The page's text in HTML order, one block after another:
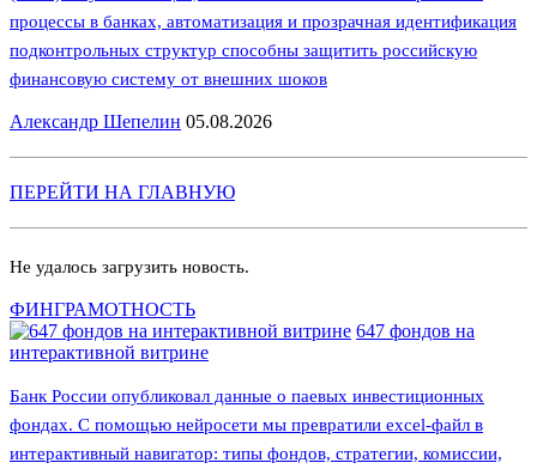
процессы в банках, автоматизация и прозрачная идентификация
подконтрольных структур способны защитить российскую
финансовую систему от внешних шоков
Александр Шепелин 05.08.2026
ПЕРЕЙТИ НА ГЛАВНУЮ
Не удалось загрузить новость.
ФИНГРАМОТНОСТЬ
647 фондов на
интерактивной витрине
Банк России опубликовал данные о паевых инвестиционных
фондах. С помощью нейросети мы превратили excel-файл в
интерактивный навигатор: типы фондов, стратегии, комиссии,